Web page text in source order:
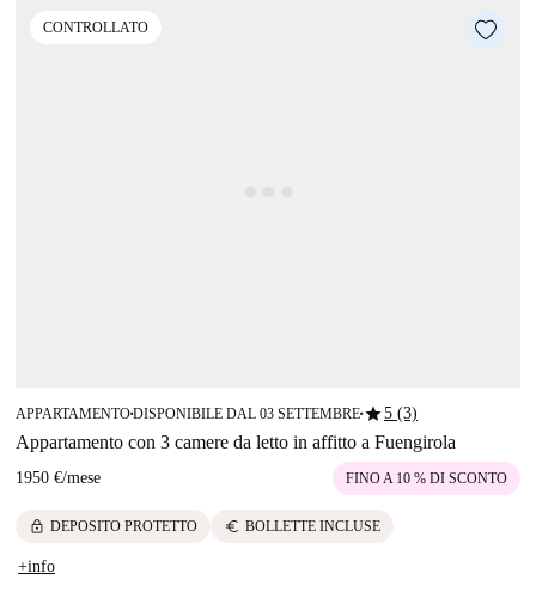
CONTROLLATO
APPARTAMENTO■DISPONIBILE DAL 03 SETTEMBRE■star5 (3)
Appartamento con 3 camere da letto in affitto a Fuengirola
1950 €/mese FINO A 10 % DI SCONTO
lock DEPOSITO PROTETTO euro BOLLETTE INCLUSE
+info